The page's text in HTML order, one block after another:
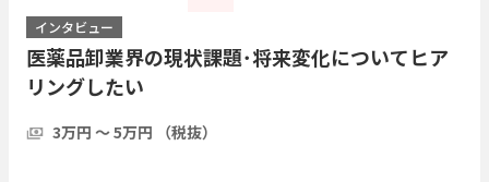
インタビュー
医薬品卸業界の現状課題･将来変化についてヒア
リングしたい
3万円 〜 5万円 （税抜）